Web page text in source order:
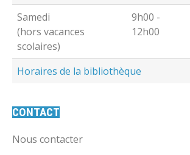
Samedi
(hors vacances
scolaires)
9h00 -
12h00
Horaires de la bibliothèque
CONTACT
Nous contacter